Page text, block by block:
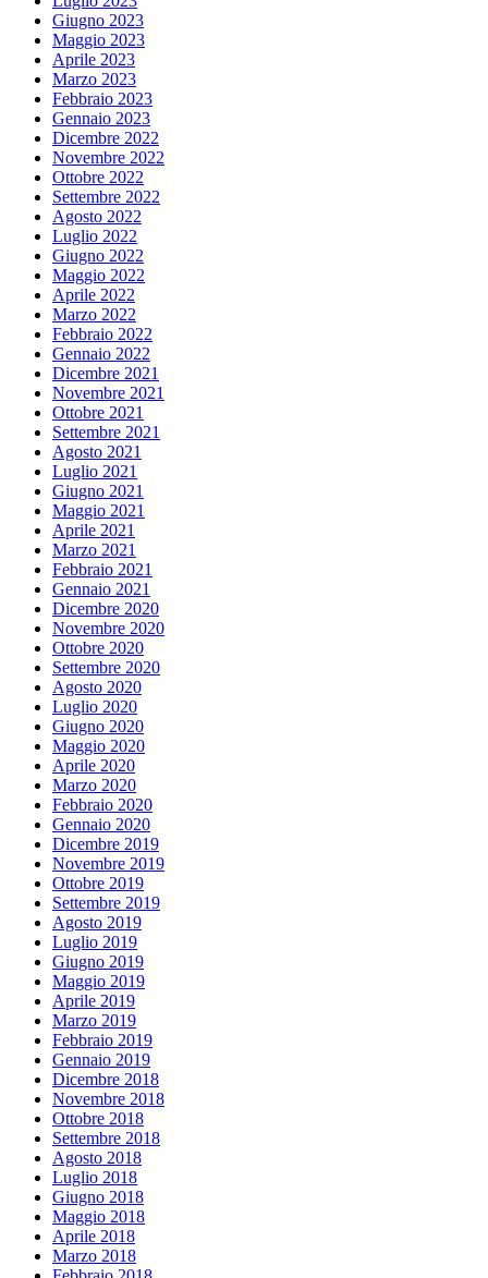
Giugno 2023
Maggio 2023
Aprile 2023
Marzo 2023
Febbraio 2023
Gennaio 2023
Dicembre 2022
Novembre 2022
Ottobre 2022
Settembre 2022
Agosto 2022
Luglio 2022
Giugno 2022
Maggio 2022
Aprile 2022
Marzo 2022
Febbraio 2022
Gennaio 2022
Dicembre 2021
Novembre 2021
Ottobre 2021
Settembre 2021
Agosto 2021
Luglio 2021
Giugno 2021
Maggio 2021
Aprile 2021
Marzo 2021
Febbraio 2021
Gennaio 2021
Dicembre 2020
Novembre 2020
Ottobre 2020
Settembre 2020
Agosto 2020
Luglio 2020
Giugno 2020
Maggio 2020
Aprile 2020
Marzo 2020
Febbraio 2020
Gennaio 2020
Dicembre 2019
Novembre 2019
Ottobre 2019
Settembre 2019
Agosto 2019
Luglio 2019
Giugno 2019
Maggio 2019
Aprile 2019
Marzo 2019
Febbraio 2019
Gennaio 2019
Dicembre 2018
Novembre 2018
Ottobre 2018
Settembre 2018
Agosto 2018
Luglio 2018
Giugno 2018
Maggio 2018
Aprile 2018
Marzo 2018